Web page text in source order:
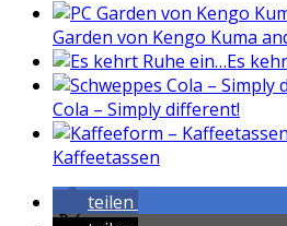
Garden von Kengo Kuma
Es
Cola – Simply different!
Kaffeetassen
teilen